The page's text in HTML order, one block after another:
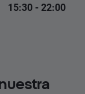
15:30 - 22:00